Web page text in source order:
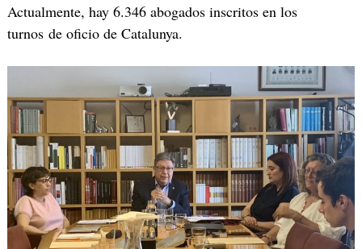
Actualmente, hay 6.346 abogados inscritos en los
turnos de oficio de Catalunya.